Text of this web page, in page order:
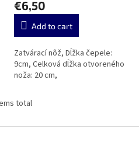
€6,50
Add to cart
Zatvárací nôž, Dĺžka čepele:
9cm, Celková dĺžka otvoreného
noža: 20 cm,
L
s
total